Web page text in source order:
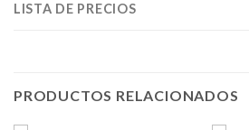
LISTA DE PRECIOS
PRODUCTOS RELACIONADOS